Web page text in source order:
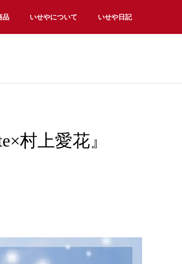
品 いせやについて いせや日記
村上愛花』